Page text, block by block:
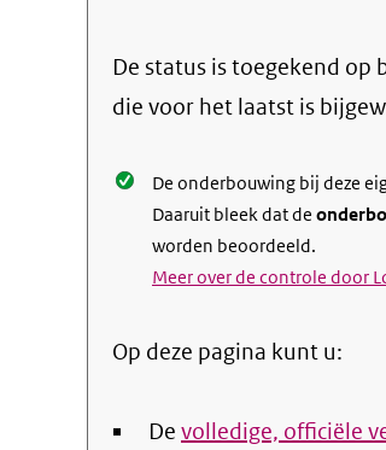
De status is toegekend op
die voor het laatst is
De onderbouwing bij deze
Daaruit bleek dat de
worden beoordeeld.
Meer over de controle door
Op deze pagina kunt u:
De volledige, officiële